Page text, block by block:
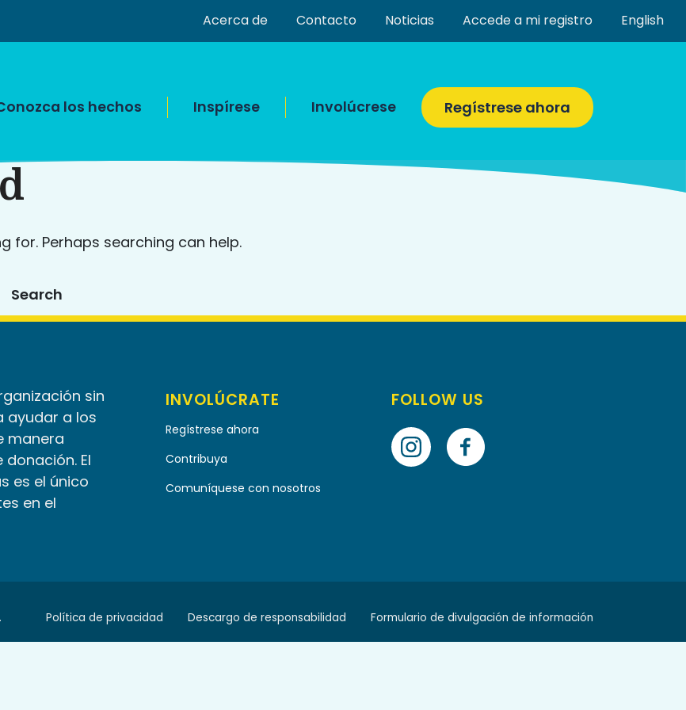
Acerca de Contacto Noticias Accede a mi registro English
los hechos Inspírese Involúcrese Regístrese ahora
for. Perhaps searching can help.
sin
ayudar a los
manera
El
es el único
en el
INVOLÚCRATE
Regístrese ahora
Contribuya
Comuníquese con nosotros
FOLLOW US
Política de privacidad Descargo de responsabilidad Formulario de divulgación de información